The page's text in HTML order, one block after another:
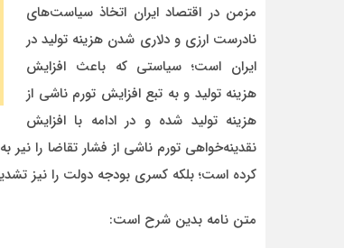
مزمن در اقتصاد ایران اتخاذ سیاست‌های
نادرست ارزی و دلاری شدن هزینه تولید در
ایران است؛ سیاستی که باعث افزایش
هزینه تولید و به تبع افزایش تورم ناشی از
هزینه تولید شده و در ادامه با افزایش
نقدینه‌خواهی تورم ناشی از فشار تقاضا را
کرده است؛ بلکه کسری بودجه دولت را نیز
متن نامه بدین شرح است: